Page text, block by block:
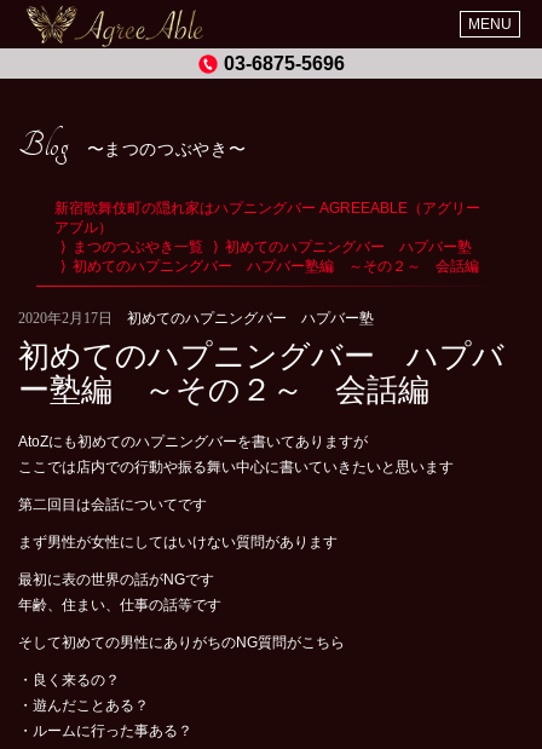
MENU
03-6875-5696
Blog まつのつぶやき
新宿歌舞伎町の隠れ家はハプニングバー AGREEABLE（アグリー
アブル）
まつのつぶやき一覧
初めてのハプニングバー ハプバー塾
初めてのハプニングバー ハプバー塾編 ～その２～ 会話編
2020年2月17日 初めてのハプニングバー ハプバー塾
初めてのハプニングバー ハプバ
ー塾編 ～その２～ 会話編
AtoZにも初めてのハプニングバーを書いてありますが
ここでは店内での行動や振る舞い中心に書いていきたいと思います
第二回目は会話についてです
まず男性が女性にしてはいけない質問があります
最初に表の世界の話がNGです
年齢、住まい、仕事の話等です
そして初めての男性にありがちのNG質問がこちら
・良く来るの？
・遊んだことある？
・ルームに行った事ある？